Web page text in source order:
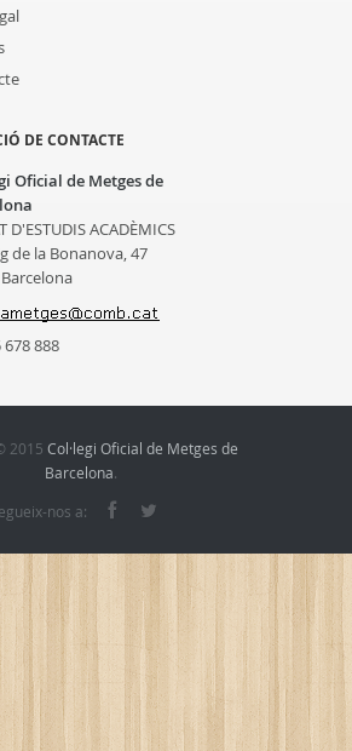
DE CONTACTE
Oficial de Metges de
D'ESTUDIS ACADÈMICS
de la Bonanova, 47
678 888
2015 Col·legi Oficial de Metges de
Barcelona.
nos a: